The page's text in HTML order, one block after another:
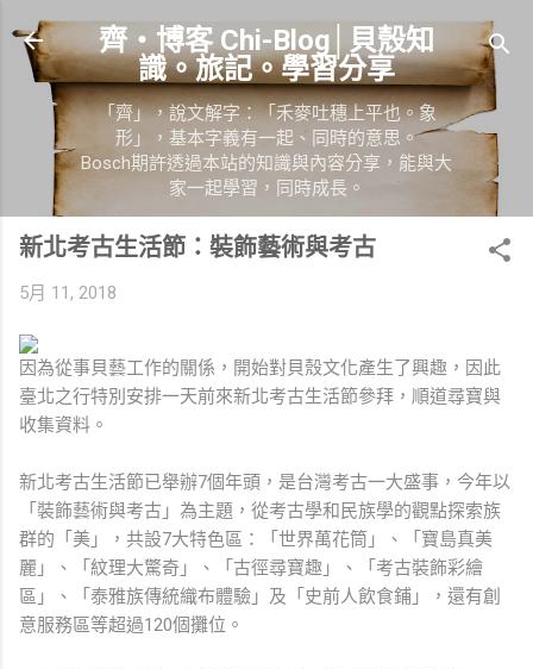
跳到主要內容
齊‧博客 Chi-Blog│貝殼知
識。旅記。學習分享
「齊」，說文解字：「禾麥吐穗上平也。象
形」，基本字義有一起、同時的意思。
Bosch期許透過本站的知識與內容分享，能與大
家一起學習，同時成長。
新北考古生活節：裝飾藝術與考古
5月 11, 2018
因為從事貝藝工作的關係，開始對貝殼文化產生了興趣，因此
臺北之行特別安排一天前來新北考古生活節參拜，順道尋寶與
收集資料。
新北考古生活節已舉辦7個年頭，是台灣考古一大盛事，今年以
「裝飾藝術與考古」為主題，從考古學和民族學的觀點探索族
群的「美」，共設7大特色區：「世界萬花筒」、「寶島真美
麗」、「紋理大驚奇」、「古徑尋寶趣」、「考古裝飾彩繪
區」、「泰雅族傳統織布體驗」及「史前人飲食鋪」，還有創
意服務區等超過120個攤位。